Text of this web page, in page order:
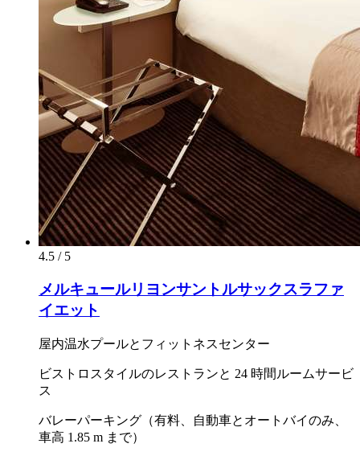
4.5 / 5
メルキュールリヨンサントルサックスラファ
イエット
屋内温水プールとフィットネスセンター
ビストロスタイルのレストランと 24 時間ルームサービ
ス
バレーパーキング（有料、自動車とオートバイのみ、
車高 1.85 m まで）